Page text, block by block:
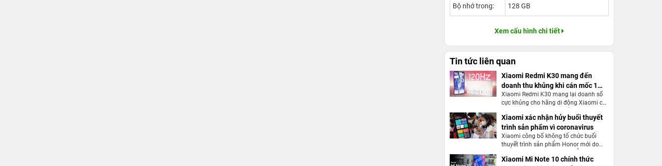
Bộ nhớ trong: 128 GB
Xem cấu hình chi tiết
Tin tức liên quan
Xiaomi Redmi K30 mang đến
doanh thu khủng khi cán mốc 1
triệu chiếc tại Trung Quốc
Xiaomi Redmi K30 mang lại doanh số
cực khủng cho hãng di động Xiaomi chỉ
2020
Xiaomi xác nhận hủy buổi thuyết
trình sản phẩm vì coronavirus
Xiaomi công bố không tổ chức buổi
thuyết trình sản phẩm Honor mới do
phức tạp
Xiaomi Mi Note 10 chính thức